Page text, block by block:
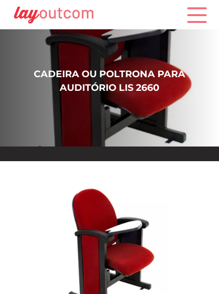
CADEIRA OU POLTRONA PARA
AUDITÓRIO LIS 2660